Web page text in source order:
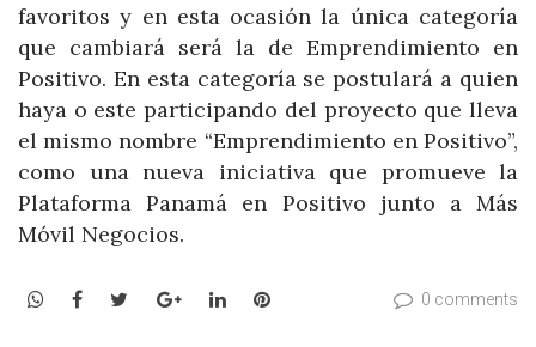
favoritos y en esta ocasión la única categoría
que cambiará será la de Emprendimiento en
Positivo. En esta categoría se postulará a quien
haya o este participando del proyecto que lleva
el mismo nombre “Emprendimiento en Positivo”,
como una nueva iniciativa que promueve la
Plataforma Panamá en Positivo junto a Más
Móvil Negocios.
WhatsApp
Facebook
TwitterGoogle+LinkedInPinterest 0 comments